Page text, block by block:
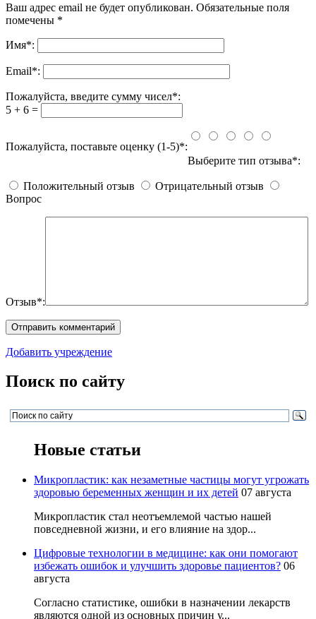
Ваш адрес email не будет опубликован. Обязательные поля
помечены *
Имя*:
Email*:
Пожалуйста, введите сумму чисел*:
5 + 6 =
Пожалуйста, поставьте оценку (1-5)*:
Выберите тип отзыва*:
Положительный отзыв
Отрицательный отзыв
Вопрос
Отзыв*:
Добавить учреждение
Поиск по сайту
Новые статьи
Микропластик: как незаметные частицы могут угрожать
здоровью беременных женщин и их детей 07 августа
Микропластик стал неотъемлемой частью нашей
повседневной жизни, и его влияние на здор...
Цифровые технологии в медицине: как они помогают
избежать ошибок и улучшить здоровье пациентов? 06
августа
Согласно статистике, ошибки в назначении лекарств
являются одной из основных причин у...